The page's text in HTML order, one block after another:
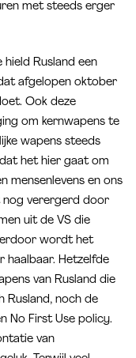
met steeds erger
hield Rusland een
afgelopen oktober
Ook deze
om kernwapens te
wapens steeds
het hier gaat om
mensenlevens en ons
nog verergerd door
uit de VS die
wordt het
haalbaar. Hetzelfde
van Rusland die
Rusland, noch de
No First Use policy.
van